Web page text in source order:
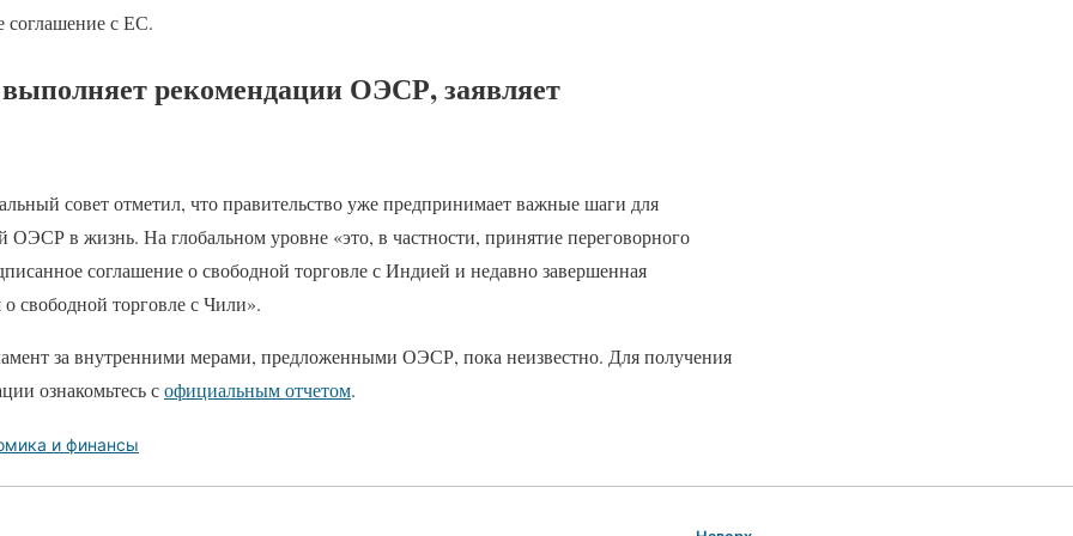
соглашение с ЕС.
рекомендации ОЭСР, заявляет
совет отметил, что правительство уже предпринимает важные шаги для
ОЭСР в жизнь. На глобальном уровне «это, в частности, принятие переговорного
соглашение о свободной торговле с Индией и недавно завершенная
свободной торговле с Чили».
за внутренними мерами, предложенными ОЭСР, пока неизвестно. Для получения
ознакомьтесь софициальным отчетом.
и финансы